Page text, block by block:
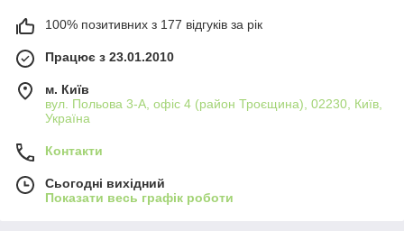
100% позитивних з 177 відгуків за рік
Працює з 23.01.2010
м. Київ
вул. Польова 3-А, офіс 4 (район Троєщина), 02230, Київ,
Україна
Контакти
Сьогодні вихідний
Показати весь графік роботи